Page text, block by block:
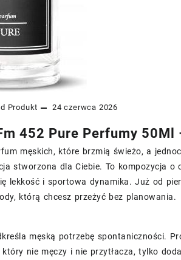
Produkt 24 czerwca 2026
452 Pure Perfumy
męskich, które brzmią świeżo, a
stworzona dla Ciebie. To kompozycja o
lekkość i sportowa dynamika. Już od
którą chcesz przeżyć bez planowania.
męską potrzebę spontaniczności.
nie męczy i nie przytłacza, tylko